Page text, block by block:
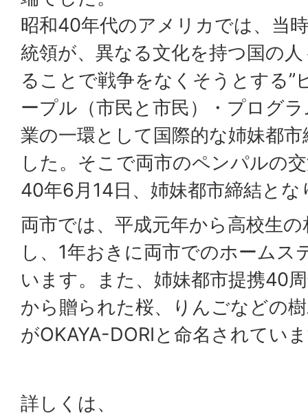
昭和40年代のアメリカでは、当
統領が、異なる文化を持つ国の
ることで戦争をなくそうとする”
ープル（市民と市民）・プログ
業の一環として国際的な姉妹都
した。そこで両市のペンパルの
40年6月14日、姉妹都市締結とな
両市では、平成元年から高校生
し、1年おきに両市でのホームス
います。また、姉妹都市提携40
から贈られた桜、りんごなどの
がOKAYA-DORIと命名されてい
詳しくは、